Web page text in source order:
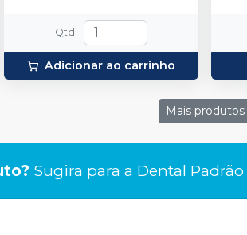
Qtd :
Adicionar ao carrinho
Mais produtos
Sugira para a Dental Padrão